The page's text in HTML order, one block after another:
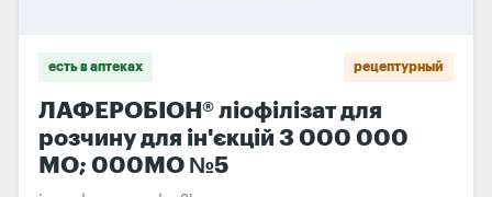
есть в аптеках рецептурный
ЛАФЕРОБІОН® ліофілізат для
розчину для ін'єкцій 3 000 000
МО; 000МО №5